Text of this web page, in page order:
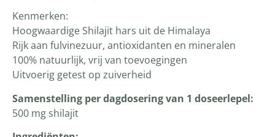
Kenmerken:
Hoogwaardige Shilajit hars uit de Himalaya
Rijk aan fulvinezuur, antioxidanten en mineralen
100% natuurlijk, vrij van toevoegingen
Uitvoerig getest op zuiverheid
Samenstelling per dagdosering van 1 doseerlepel:
500 mg shilajit